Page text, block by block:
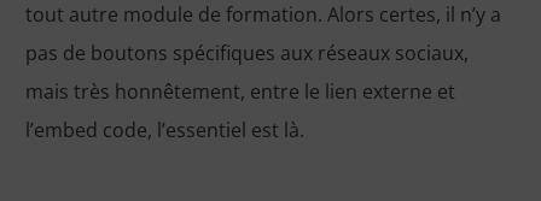
tout autre module de formation. Alors certes, il n’y a
pas de boutons spécifiques aux réseaux sociaux,
mais très honnêtement, entre le lien externe et
l’embed code, l’essentiel est là.